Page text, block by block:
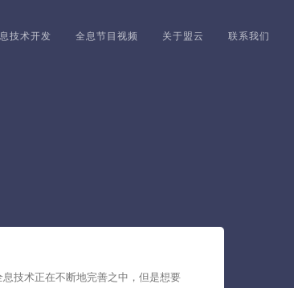
技术开发 全息节目视频 关于盟云 联系我们
技术正在不断地完善之中，但是想要